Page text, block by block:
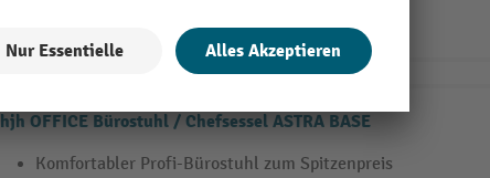
hjh OFFICE Bürostuhl / Chefsessel ASTRA BASE
Komfortabler Profi-Bürostuhl zum Spitzenpreis